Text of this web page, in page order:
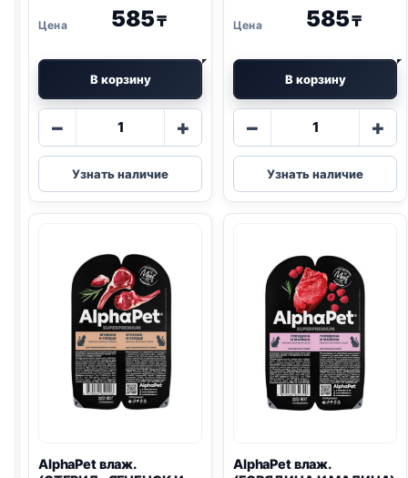
585₸
В корзину
−
Количество
AlphaPet
влаж.
(СТЕРИЛ.,
80г
+
Узнать наличие
585₸
В корзину
−
Количество
AlphaPet
влаж.
(КОТЯТА,
80г
+
Узнать наличие
AlphaPet влаж.
AlphaPet влаж.